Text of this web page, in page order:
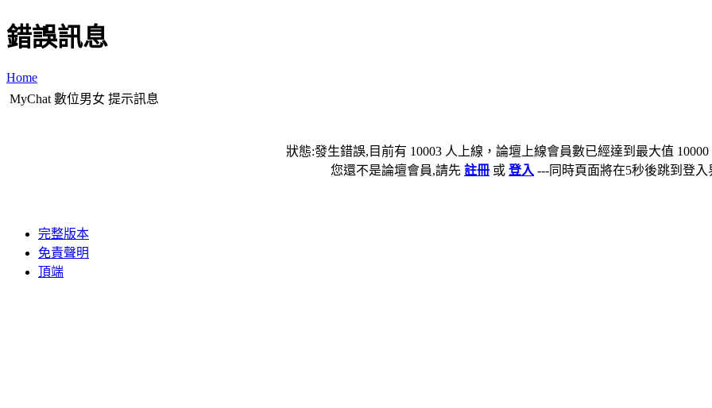
錯誤訊息
Home
MyChat 數位男女 提示訊息
狀態:發生錯誤,目前有 10003 人上線，論壇上線會員數已經達到最大值
您還不是論壇會員,請先 註冊 或 登入 ---同時頁面將在5秒後跳到登入
完整版本
免責聲明
頂端